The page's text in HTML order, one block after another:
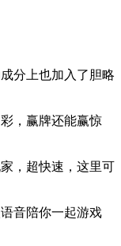
分上也加入了胆略
，赢牌还能赢惊
，超快速，这里可
音陪你一起游戏